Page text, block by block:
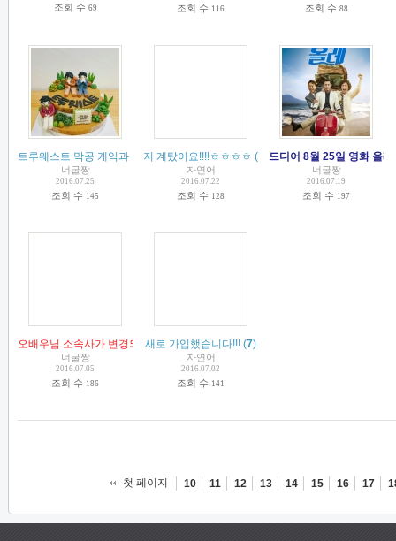
조회 수 69 조회 수 116 조회 수 88
트루웨스트 막공 케익과 정산~ ( 5)
너굴짱
2016.07.25
조회 수 145
저 계탔어요!!!!ㅎㅎㅎㅎ (
자연어
2016.07.22
조회 수 128
드디어 8월 25일 영화 올레
너굴짱
2016.07.19
조회 수 197
오배우님 소속사가 변경되었습니다. (5)
너굴짱
2016.07.05
조회 수 186
새로 가입했습니다!!! (7)
자연어
2016.07.02
조회 수 141
첫 페이지 10 11 12 13 14 15 16 17